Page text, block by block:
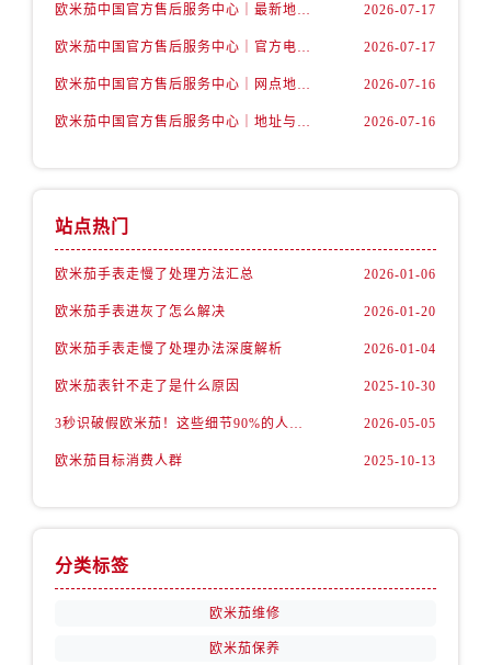
山西省大同市平城区迎宾街售后服务中心（需提前预约）
天津市和平区赤峰道136号天津国际金融中心26层2603室售后服务中心（需提前预约）
欧米茄中国官方售后服务中心｜最新地址及官方服务热线权威信息公告（2026年7月最新） 2026-07-17
欧米茄中国官方售后服务中心｜官方电话和维修地址权威信息公告（2026年7月最新） 2026-07-17
欧米茄中国官方售后服务中心｜网点地址和官方热线权威信息通知（2026年7月最新） 2026-07-16
欧米茄中国官方售后服务中心｜地址与24小时服务电话权威信息公告（2026年7月最新） 2026-07-16
站点热门
欧米茄手表走慢了处理方法汇总 2026-01-06
欧米茄手表进灰了怎么解决 2026-01-20
欧米茄手表走慢了处理办法深度解析 2026-01-04
欧米茄表针不走了是什么原因 2025-10-30
3秒识破假欧米茄！这些细节90%的人都忽略了 2026-05-05
欧米茄目标消费人群 2025-10-13
分类标签
欧米茄维修
欧米茄保养